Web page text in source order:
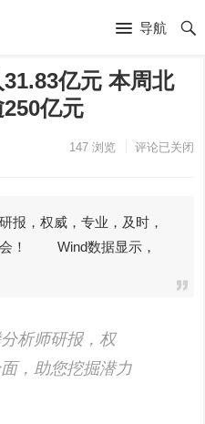
导航
亿元 本周北
亿元
147浏览 评论已关闭
，权威，专业，及时，
会！ Wind数据显示，
析师研报，权
，助您挖掘潜力